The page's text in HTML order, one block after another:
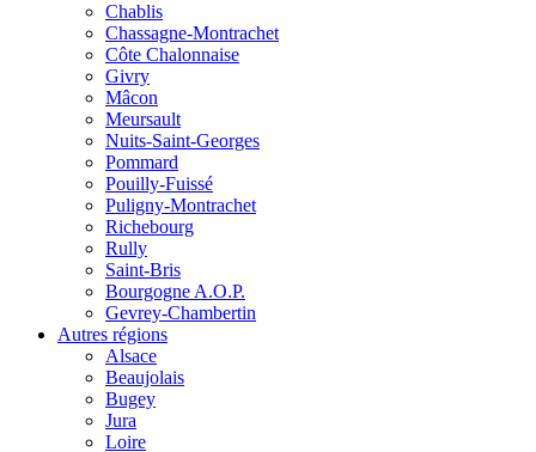
Chablis
Chassagne-Montrachet
Côte Chalonnaise
Givry
Mâcon
Meursault
Nuits-Saint-Georges
Pommard
Pouilly-Fuissé
Puligny-Montrachet
Richebourg
Rully
Saint-Bris
Bourgogne A.O.P.
Gevrey-Chambertin
Autres régions
Alsace
Beaujolais
Bugey
Jura
Loire